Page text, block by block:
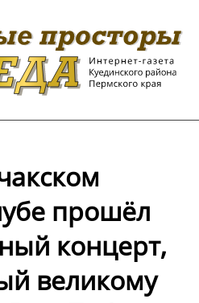
прошёл
концерт,
великому